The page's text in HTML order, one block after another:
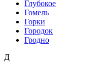
Глубокое
Гомель
Горки
Городок
Гродно
Д